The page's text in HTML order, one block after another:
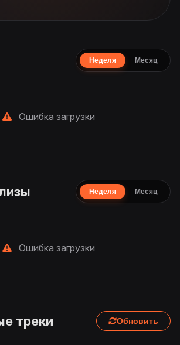
Неделя Месяц
Ошибка загрузки
Неделя Месяц
Ошибка загрузки
треки Обновить